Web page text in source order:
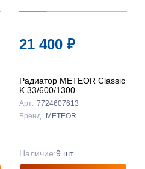
21 400 ₽
Радиатор METEOR Classic
K 33/600/1300
Арт: 7724607613
Бренд: METEOR
Наличие:9 шт.